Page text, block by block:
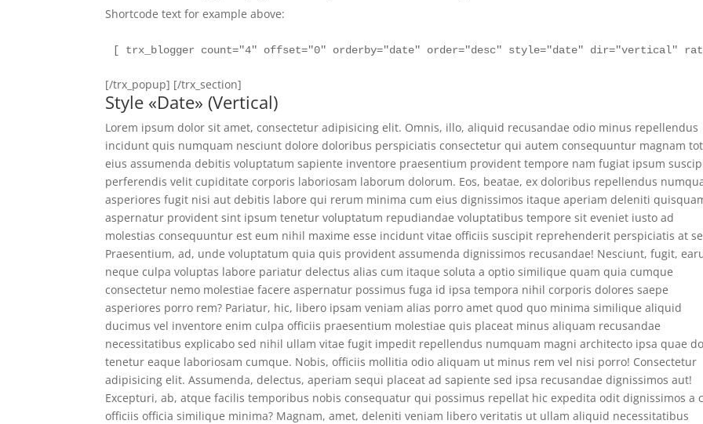
Shortcode text for example above:
[ trx_blogger count="4" offset="0" orderby="date" order="desc" style="date" dir="vertical"
[/trx_popup] [/trx_section]
Style «Date» (Vertical)
Lorem ipsum dolor sit amet, consectetur adipisicing elit. Omnis, illo, aliquid recusandae odio minus repellendus
incidunt quis numquam nesciunt dolore doloribus perspiciatis consectetur qui autem consequuntur magnam
eius assumenda debitis voluptatum sapiente inventore praesentium provident tempore nam fugiat ipsum
perferendis velit cupiditate corporis laboriosam laborum dolorum. Eos, beatae, ex doloribus repellendus
asperiores fugit nisi aut debitis labore qui rerum minima cum eius dignissimos itaque aperiam deleniti
aspernatur provident sint ipsum tenetur voluptatum repudiandae voluptatibus tempore sit eveniet iusto ad
molestias consequuntur est eum nihil maxime esse incidunt vitae officiis suscipit reprehenderit perspiciatis at
Praesentium, ad, unde voluptatum quia quis provident assumenda dignissimos recusandae! Nesciunt, fugit,
neque culpa voluptas labore pariatur delectus alias cum itaque soluta a optio similique quam quia cumque
consectetur nemo molestiae facere aspernatur possimus fuga id ipsa tempora nihil corporis dolores saepe
asperiores porro rem? Pariatur, hic, libero ipsam veniam alias porro amet quod quo minima similique aliquid
ducimus vel inventore enim culpa officiis praesentium molestiae quis placeat minus aliquam recusandae
necessitatibus explicabo sed nihil ullam vitae fugit impedit repellendus numquam magni architecto ipsa quae
tenetur eaque laboriosam cumque. Nobis, officiis mollitia odio aliquam ut minus rem vel nisi porro! Consectetur
adipisicing elit. Assumenda, delectus, aperiam sequi placeat ad sapiente sed ipsa recusandae dignissimos aut!
Excepturi, ab, atque facilis temporibus nobis consequatur qui possimus repellat hic expedita odit dignissimos a
officiis officia similique minima? Magnam, amet, deleniti veniam libero veritatis ut ullam aliquid necessitatibus